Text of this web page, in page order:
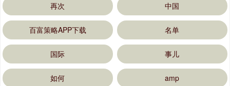
再次 中国
百富策略APP下载 名单
国际 事儿
如何 amp